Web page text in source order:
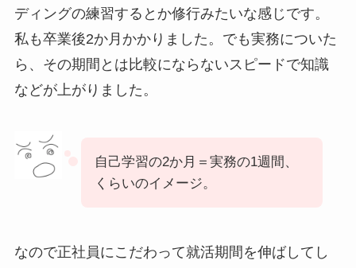
ディングの練習するとか修行みたいな感じです。
私も卒業後2か月かかりました。でも実務についた
ら、その期間とは比較にならないスピードで知識
などが上がりました。
自己学習の2か月＝実務の1週間、
くらいのイメージ。
なので正社員にこだわって就活期間を伸ばしてし